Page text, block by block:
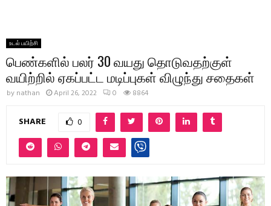
உடல் பயிற்சி
பெண்களில் பலர் 30 வயது தொடுவதற்குள்
வயிற்றில் ஏகப்பட்ட மடிப்புகள் விழுந்து சதைகள்
by nathan April 26, 2022 0 8864
SHARE 0